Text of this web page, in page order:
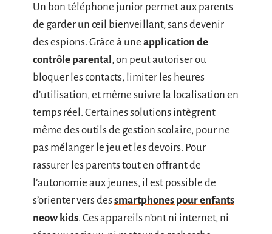
Un bon téléphone junior permet aux parents
de garder un œil bienveillant, sans devenir
des espions. Grâce à une application de
contrôle parental, on peut autoriser ou
bloquer les contacts, limiter les heures
d’utilisation, et même suivre la localisation en
temps réel. Certaines solutions intègrent
même des outils de gestion scolaire, pour ne
pas mélanger le jeu et les devoirs. Pour
rassurer les parents tout en offrant de
l’autonomie aux jeunes, il est possible de
s’orienter vers dessmartphones pour enfants
neow kids. Ces appareils n’ont ni internet, ni